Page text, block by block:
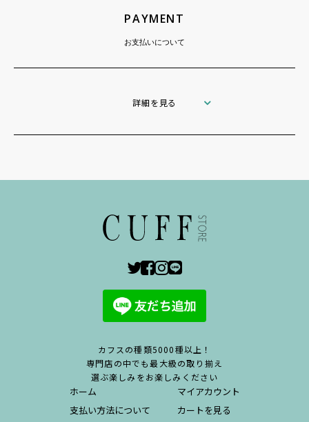
PAYMENT
お支払いについて
詳細を見る
カフスの種類5000種以上！
専門店の中でも最大級の取り揃え
選ぶ楽しみをお楽しみください
ホーム
支払い方法について
マイアカウント
カートを見る